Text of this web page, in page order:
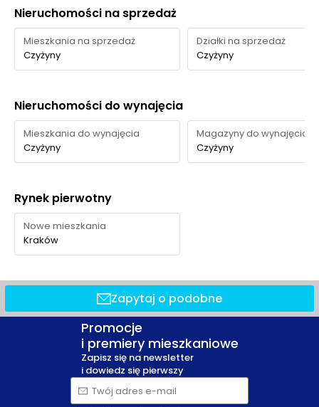
Nieruchomości na sprzedaż
Mieszkania na sprzedaż
Czyżyny
Działki na sprzedaż
Czyżyny
Nieruchomości do wynajęcia
Mieszkania do wynajęcia
Czyżyny
Magazyny do wynajęcia
Czyżyny
Rynek pierwotny
Nowe mieszkania
Kraków
Zapytaj o podobne
Promocje
i premiery mieszkaniowe
Zapisz się na newsletter
i dowiedz się pierwszy
Twój adres e-mail